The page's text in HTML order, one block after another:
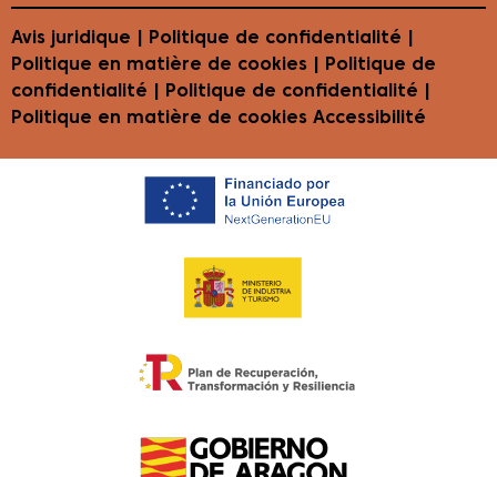
Avis juridique Politique de confidentialité
Politique en matière de cookies | Politique de
confidentialité | Politique de confidentialité |
Politique en matière de cookies Accessibilité